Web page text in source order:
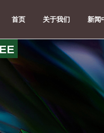
首页 关于我们 新闻